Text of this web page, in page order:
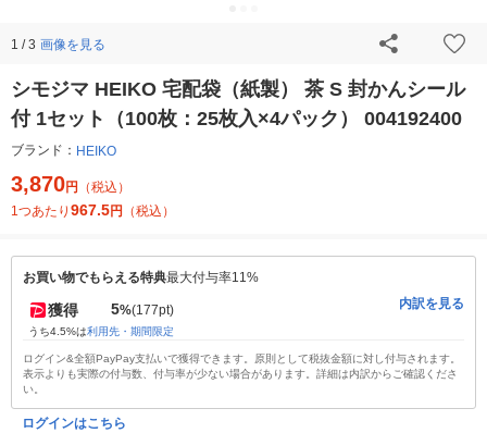
1 / 3 画像を見る
シモジマ HEIKO 宅配袋（紙製） 茶 S 封かんシール
付 1セット（100枚：25枚入×4パック） 004192400
ブランド： HEIKO
3,870円
（税込）
1つあたり 967.5円 （税込）
お買い物でもらえる特典最大付与率11%
獲得 5%(177pt)
うち4.5%は利用先・期間限定
内訳を見る
ログイン&全額PayPay支払いで獲得できます。原則として税抜金額に対し付与されます。
表示よりも実際の付与数、付与率が少ない場合があります。詳細は内訳からご確認くださ
い。
ログインはこちら